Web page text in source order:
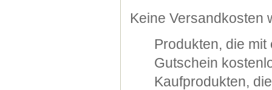
Keine Versandkosten
Produkten, die
Gutschein
Kaufprodukten,